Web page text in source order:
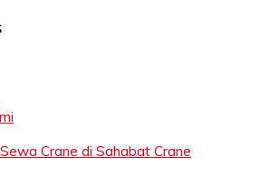
Crane di Sahabat Crane